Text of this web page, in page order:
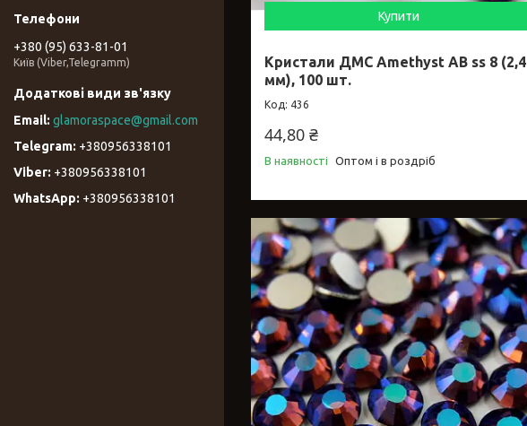
Купити
Кристали ДМС Amethyst AB ss 8 (2,4
мм), 100 шт.
436
44,80 ₴
В наявності Оптом і в роздріб
+380 (95) 633-81-01
Київ (Viber,Telegramm)
glamoraspace@gmail.com
+380956338101
+380956338101
+380956338101